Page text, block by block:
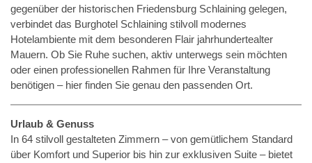
gegenüber der historischen Friedensburg Schlaining gelegen,
verbindet das Burghotel Schlaining stilvoll modernes
Hotelambiente mit dem besonderen Flair jahrhundertealter
Mauern. Ob Sie Ruhe suchen, aktiv unterwegs sein möchten
oder einen professionellen Rahmen für Ihre Veranstaltung
benötigen – hier finden Sie genau den passenden Ort.
Urlaub & Genuss
In 64 stilvoll gestalteten Zimmern – von gemütlichem Standard
über Komfort und Superior bis hin zur exklusiven Suite – bietet